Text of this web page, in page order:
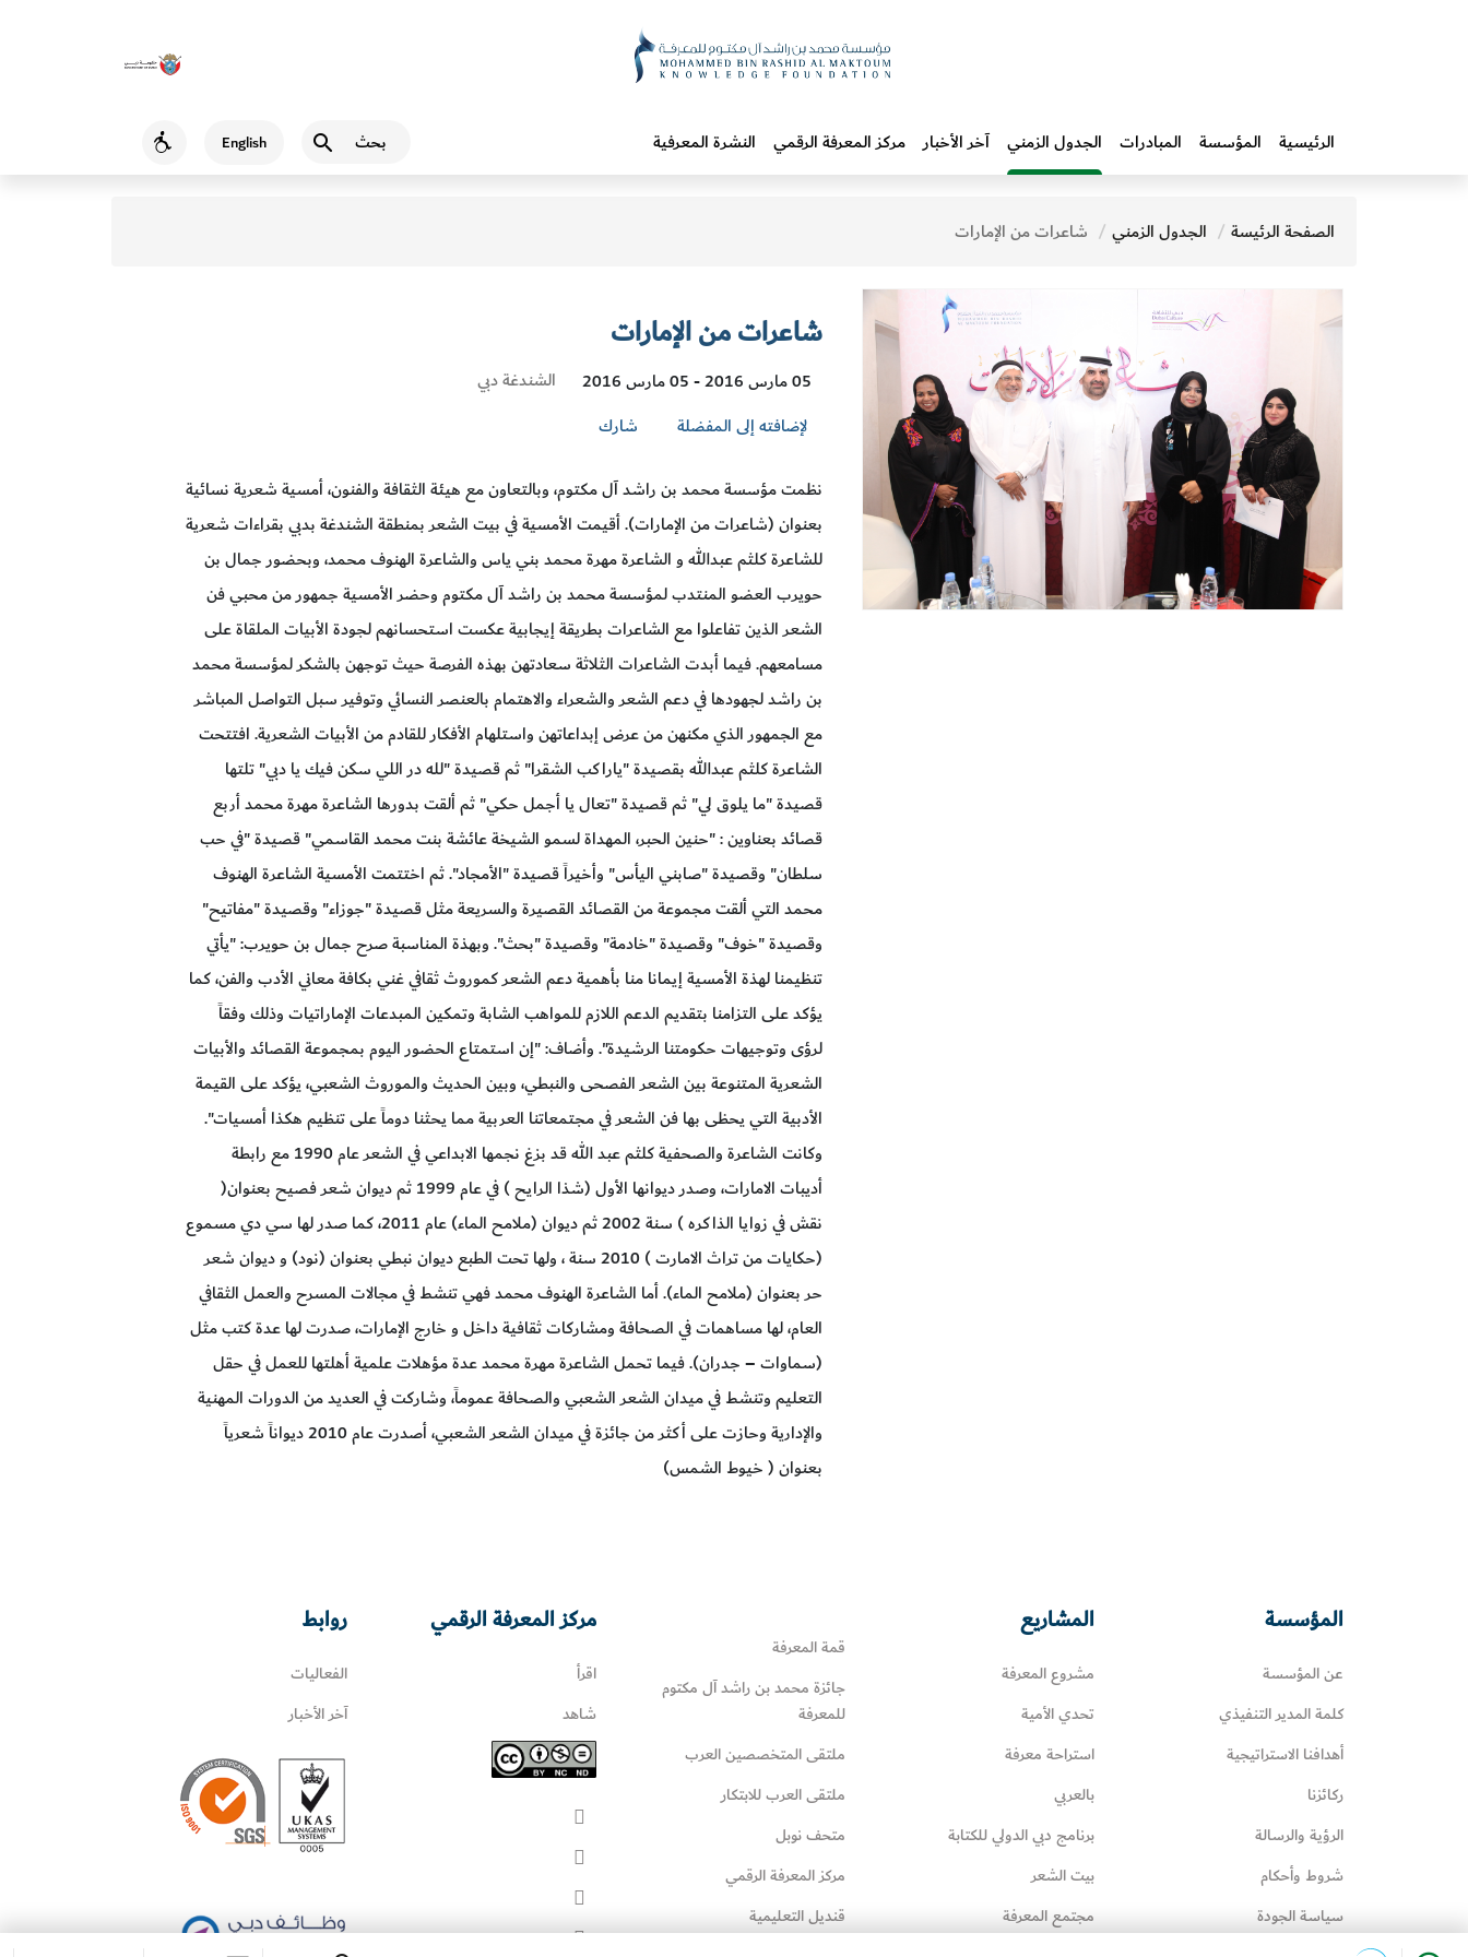
English
Accessibility الرئيسية المؤسسة المبادرات‎ الجدول الزمني آخر الأخبار مركز المعرفة الرقمي النشرة المعرفية
الصفحة الرئيسة الجدول الزمني شاعرات من الإمارات
شاعرات من الإمارات
05 مارس 2016 - 05 مارس 2016
Visit
الشندغة دبي
لإضافته إلى المفضلة
شارك
نظمت مؤسسة محمد بن راشد آل مكتوم، وبالتعاون مع هيئة الثقافة والفنون، أمسية شعرية نسائية
بعنوان (شاعرات من الإمارات). أقيمت الأمسية في بيت الشعر بمنطقة الشندغة بدبي بقراءات شعرية
للشاعرة كلثم عبدالله و الشاعرة مهرة محمد بني ياس والشاعرة الهنوف محمد، وبحضور جمال بن
حويرب العضو المنتدب لمؤسسة محمد بن راشد آل مكتوم وحضر الأمسية جمهور من محبي فن
الشعر الذين تفاعلوا مع الشاعرات بطريقة إيجابية عكست استحسانهم لجودة الأبيات الملقاة على
مسامعهم. فيما أبدت الشاعرات الثلاثة سعادتهن بهذه الفرصة حيث توجهن بالشكر لمؤسسة محمد
بن راشد لجهودها في دعم الشعر والشعراء والاهتمام بالعنصر النسائي وتوفير سبل التواصل المباشر
مع الجمهور الذي مكنهن من عرض إبداعاتهن واستلهام الأفكار للقادم من الأبيات الشعرية. افتتحت
الشاعرة كلثم عبدالله بقصيدة "ياراكب الشقرا" ثم قصيدة "لله در اللي سكن فيك يا دبي" تلتها
قصيدة "ما يلوق لي" ثم قصيدة "تعال يا أجمل حكي" ثم ألقت بدورها الشاعرة مهرة محمد أربع
قصائد بعناوين : "حنين الحبر، المهداة لسمو الشيخة عائشة بنت محمد القاسمي" قصيدة "في حب
سلطان" وقصيدة "صابني اليأس" وأخيراً قصيدة "الأمجاد". ثم اختتمت الأمسية الشاعرة الهنوف
محمد التي ألقت مجموعة من القصائد القصيرة والسريعة مثل قصيدة "جوزاء" وقصيدة "مفاتيح"
وقصيدة "خوف" وقصيدة "خادمة" وقصيدة "بحث". وبهذة المناسبة صرح جمال بن حويرب: "يأتي
تنظيمنا لهذة الأمسية إيمانا منا بأهمية دعم الشعر كموروث ثقافي غني بكافة معاني الأدب والفن، كما
يؤكد على التزامنا بتقديم الدعم اللازم للمواهب الشابة وتمكين المبدعات الإماراتيات وذلك وفقاً
لرؤى وتوجيهات حكومتنا الرشيدة". وأضاف: "إن استمتاع الحضور اليوم بمجموعة القصائد والأبيات
الشعرية المتنوعة بين الشعر الفصحى والنبطي، وبين الحديث والموروث الشعبي، يؤكد على القيمة
الأدبية التي يحظى بها فن الشعر في مجتمعاتنا العربية مما يحثنا دوماً على تنظيم هكذا أمسيات".
وكانت الشاعرة والصحفية كلثم عبد الله قد بزغ نجمها الابداعي في الشعر عام 1990 مع رابطة
أديبات الامارات، وصدر ديوانها الأول (شذا الرايح ) في عام 1999 ثم ديوان شعر فصيح بعنوان(
نقش في زوايا الذاكره ) سنة 2002 ثم ديوان (ملامح الماء) عام 2011، كما صدر لها سي دي مسموع
(حكايات من تراث الامارت ) 2010 سنة ، ولها تحت الطبع ديوان نبطي بعنوان (نود) و ديوان شعر
حر بعنوان (ملامح الماء). أما الشاعرة الهنوف محمد فهي تنشط في مجالات المسرح والعمل الثقافي
العام، لها مساهمات في الصحافة ومشاركات ثقافية داخل و خارج الإمارات، صدرت لها عدة كتب مثل
(سماوات – جدران). فيما تحمل الشاعرة مهرة محمد عدة مؤهلات علمية أهلتها للعمل في حقل
التعليم وتنشط في ميدان الشعر الشعبي والصحافة عموماً، وشاركت في العديد من الدورات المهنية
والإدارية وحازت على أكثر من جائزة في ميدان الشعر الشعبي، أصدرت عام 2010 ديواناً شعرياً
بعنوان ( خيوط الشمس)
المؤسسة
عن المؤسسة
كلمة المدير التنفيذي
أهدافنا الاستراتيجية
ركائزنا
الرؤية والرسالة
شروط وأحكام
سياسة الجودة
المشاريع
مشروع المعرفة
تحدي الأمية
استراحة معرفة
بالعربي
برنامج دبي الدولي للكتابة
بيت الشعر
مجتمع المعرفة
قمة المعرفة
جائزة محمد بن راشد آل مكتوم
للمعرفة
ملتقى المتخصصين العرب
ملتقى العرب للابتكار
متحف نوبل
مركز المعرفة الرقمي
قنديل التعليمية
مركز المعرفة الرقمي
اقرأ
شاهد
روابط
الفعاليات
آخر الأخبار